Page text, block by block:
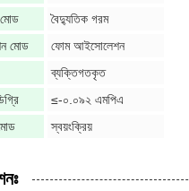
বৈদ্যুতিক গরম
মোড
ফোম আইসোলেশন
ব্যক্তিগতকৃত
≤-০.০৯২ এমপিএ
স্বয়ংক্রিয়